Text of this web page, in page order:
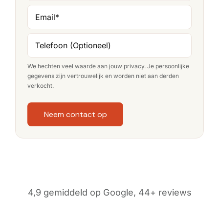
Email*
Telefoon (Optioneel)
We hechten veel waarde aan jouw privacy. Je persoonlijke
gegevens zijn vertrouwelijk en worden niet aan derden
verkocht.
Neem contact op
4,9 gemiddeld op Google, 44+ reviews